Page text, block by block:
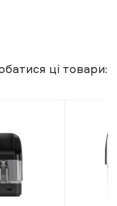
ці товари: